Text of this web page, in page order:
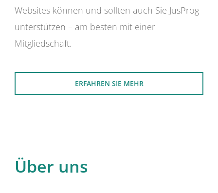
Websites können und sollten auch Sie JusProg
unterstützen – am besten mit einer
Mitgliedschaft.
ERFAHREN SIE MEHR
Über uns